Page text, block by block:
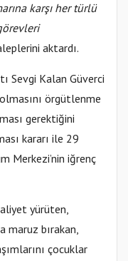
karşı her türlü
aktardı.
Sevgi Kalan Güverci
olmasını örgütlenme
gerektiğini
kararı ile 29
Merkezi’nin iğrenç
yürüten,
maruz bırakan,
çocuklar